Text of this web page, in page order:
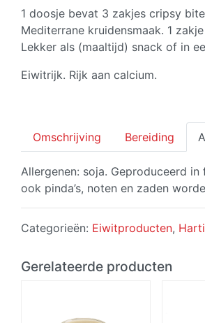
1 doosje bevat 3 zakjes cripsy
Mediterrane kruidensmaak. 1
Lekker als (maaltijd) snack of in
Eiwitrijk. Rijk aan calcium.
Omschrijving Bereiding
Allergenen: soja. Geproduceerd in
ook pinda’s, noten en zaden
Categorieën: Eiwitproducten,
Gerelateerde producten